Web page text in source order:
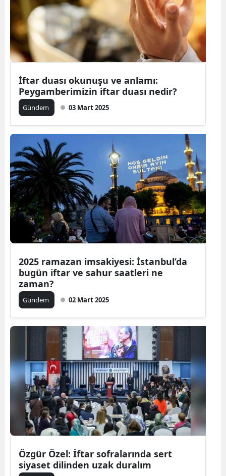
İftar duası okunuşu ve anlamı:
Peygamberimizin iftar duası nedir?
Gündem 03 Mart 2025
2025 ramazan imsakiyesi: İstanbul’da
bugün iftar ve sahur saatleri ne
zaman?
Gündem 02 Mart 2025
Özgür Özel: İftar sofralarında sert
siyaset dilinden uzak duralım